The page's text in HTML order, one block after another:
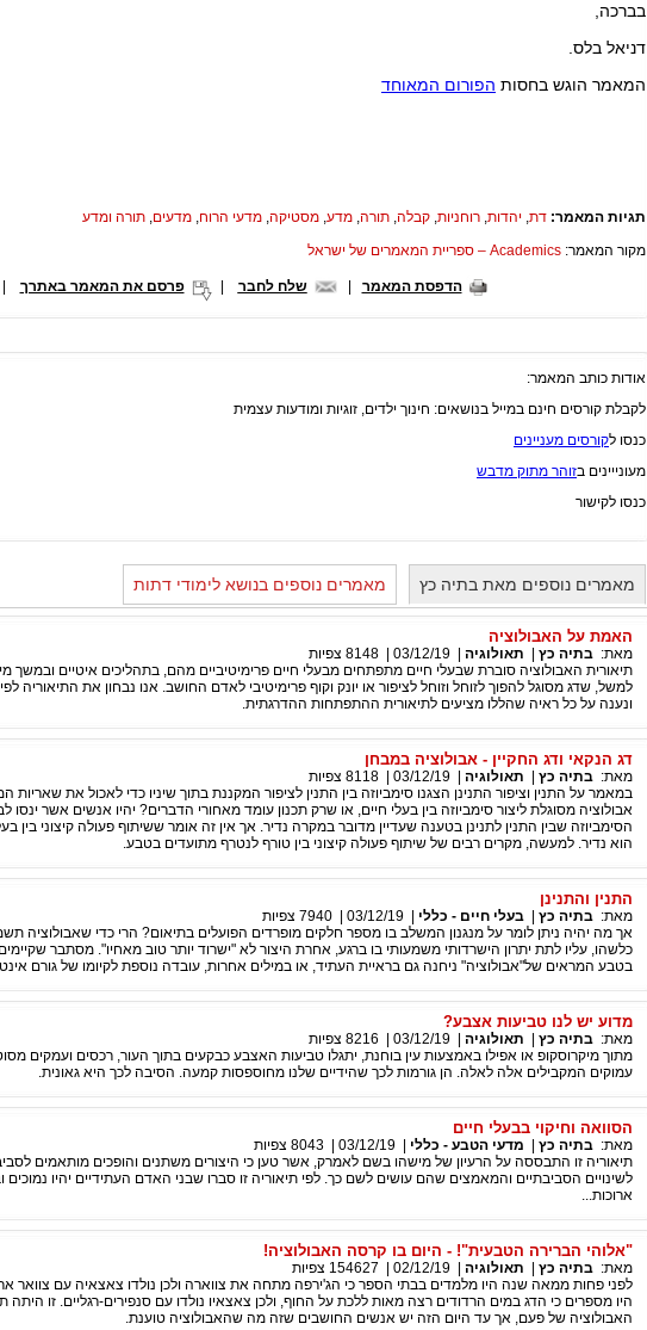
בברכה,
דניאל בלס.
המאמר הוגש בחסות הפורום המאוחד
תגיות המאמר: דת, יהדות, רוחניות, קבלה, תורה, מדע, מסטיקה, מדעי הרוח, מדעים, תורה ומדע
מקור המאמר: Academics – ספריית המאמרים של ישראל
הדפסת המאמר שלח לחבר פרסם את המאמר באתרך
אודות כותב המאמר:
לקבלת קורסים חינם במייל בנושאים: חינוך ילדים, זוגיות ומודעות עצמית
כנסו לקורסים מעניינים
מעונייינים בזוהר מתוק מדבש
כנסו לקישור
מאמרים נוספים מאת בתיה כץ מאמרים נוספים בנושא לימודי דתות
האמת על האבולוציה
מאת: בתיה כץ תאולוגיה 03/12/19
8148 צפיות
תיאורית האבולוציה סוברת שבעלי חיים מתפתחים מבעלי חיים פרימיטיביים מהם, בתהליכים איטיים ובמשך
למשל, שדג מסוגל להפוך לזוחל וזוחל לציפור או יונק וקוף פרימיטיבי לאדם החושב. אנו נבחון את התיאוריה
ונענה על כל ראיה שהללו מציעים לתיאורית ההתפתחות ההדרגתית.
דג הנקאי ודג החקיין - אבולוציה במבחן
מאת: בתיה כץ תאולוגיה 03/12/19
8118 צפיות
במאמר על התנין וציפור התנינן הצגנו סימביוזה בין התנין לציפור המקננת בתוך שיניו כדי לאכול את שאריות
אבולוציה מסוגלת ליצור סימביוזה בין בעלי חיים, או שרק תכנון עומד מאחורי הדברים? יהיו אנשים אשר ינסו
הסימביוזה שבין התנין לתנינן בטענה שעדיין מדובר במקרה נדיר. אך אין זה אומר ששיתוף פעולה קיצוני בין
הוא נדיר. למעשה, מקרים רבים של שיתוף פעולה קיצוני בין טורף לנטרף מתועדים בטבע.
התנין והתנינן
מאת: בתיה כץ בעלי חיים - כללי 03/12/19
7940 צפיות
אך מה יהיה ניתן לומר על מנגנון המשלב בו מספר חלקים מופרדים הפועלים בתיאום? הרי כדי שאבולוציה
כלשהו, עליו לתת יתרון הישרדותי משמעותי בו ברגע, אחרת היצור לא "ישרוד יותר טוב מאחיו". מסתבר שקיימים
בטבע המראים של"אבולוציה" ניחנה גם בראיית העתיד, או במילים אחרות, עובדה נוספת לקיומו של גורם
מדוע יש לנו טביעות אצבע?
מאת: בתיה כץ תאולוגיה 03/12/19
8216 צפיות
מתוך מיקרוסקופ או אפילו באמצעות עין בוחנת, יתגלו טביעות האצבע כבקעים בתוך העור, רכסים ועמקים
עמוקים המקבילים אלה לאלה. הן גורמות לכך שהידיים שלנו מחוספסות קמעה. הסיבה לכך היא גאונית.
הסוואה וחיקוי בבעלי חיים
מאת: בתיה כץ מדעי הטבע - כללי 03/12/19
8043 צפיות
תיאוריה זו התבססה על הרעיון של מישהו בשם לאמרק, אשר טען כי היצורים משתנים והופכים מותאמים
לשינויים הסביבתיים והמאמצים שהם עושים לשם כך. לפי תיאוריה זו סברו שבני האדם העתידיים יהיו נמוכים
ארוכות...
"אלוהי הברירה הטבעית"! - היום בו קרסה האבולוציה!
מאת: בתיה כץ תאולוגיה 02/12/19
154627 צפיות
לפני פחות ממאה שנה היו מלמדים בבתי הספר כי הג'ירפה מתחה את צווארה ולכן נולדו צאצאיה עם צוואר
היו מספרים כי הדג במים הרדודים רצה מאות ללכת על החוף, ולכן צאצאיו נולדו עם סנפירים-רגליים. זו היתה
האבולוציה של פעם, אך עד היום הזה יש אנשים החושבים שזה מה שהאבולוציה טוענת.